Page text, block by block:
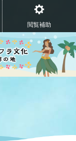
閲覧補助